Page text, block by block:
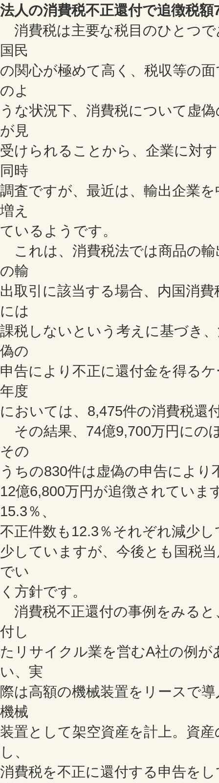
法人の消費税不正還付で追徴税額
消費税は主要な税目のひとつ
国民
の関心が極めて高く、税収等の
のよ
うな状況下、消費税について虚
が見
受けられることから、企業に対
同時
調査ですが、最近は、輸出企業
増え
ているようです。
これは、消費税法では商品の輸
の輸
出取引に該当する場合、内国消
には
課税しないという考えに基づき
偽の
申告により不正に還付金を得る
年度
においては、8,475件の消費税還
その結果、74億9,700万円にの
その
うちの830件は虚偽の申告によ
12億6,800万円が追徴されていま
15.3％、
不正件数も12.3％それぞれ減少
少していますが、今後とも国税
でい
く方針です。
消費税不正還付の事例をみると
付し
たリサイクル業を営むA社の例
い、実
際は高額の機械装置をリースで
機械
装置として架空資産を計上。資
し、
消費税を不正に還付する申告を